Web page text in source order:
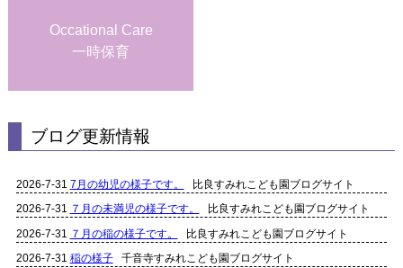
Occational Care
一時保育
ブログ更新情報
2026-7-31 7月の幼児の様子です。
比良すみれこども園ブログサイト
2026-7-31 ７月の未満児の様子です。
比良すみれこども園ブログサイト
2026-7-31 ７月の稲の様子です。
比良すみれこども園ブログサイト
2026-7-31 稲の様子千音寺すみれこども園ブログサイト